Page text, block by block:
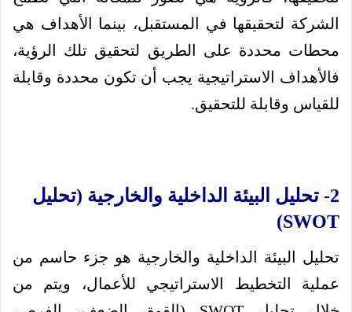
الشركة لتحقيقها في المستقبل، بينما الأهداف هي
محطات محددة على الطريق لتحقيق تلك الرؤية،
فالأهداف الاستراتيجية يجب أن تكون محددة وقابلة
للقياس وقابلة للتحقيق.
2- تحليل البيئة الداخلية والخارجية (تحليل
SWOT)
تحليل البيئة الداخلية والخارجية هو جزء حاسم من
عملية التخطيط الاستراتيجي للأعمال، ويتم من